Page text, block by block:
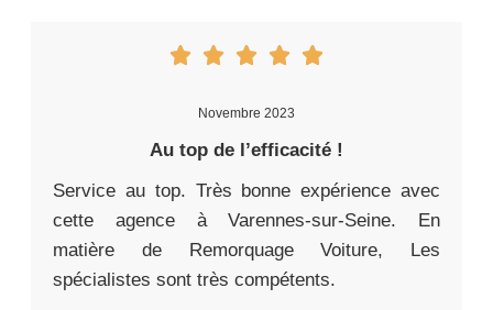
Novembre 2023
Au top de l’efficacité !
Service au top. Très bonne expérience avec
cette agence à Varennes-sur-Seine. En
matière de Remorquage Voiture, Les
spécialistes sont très compétents.